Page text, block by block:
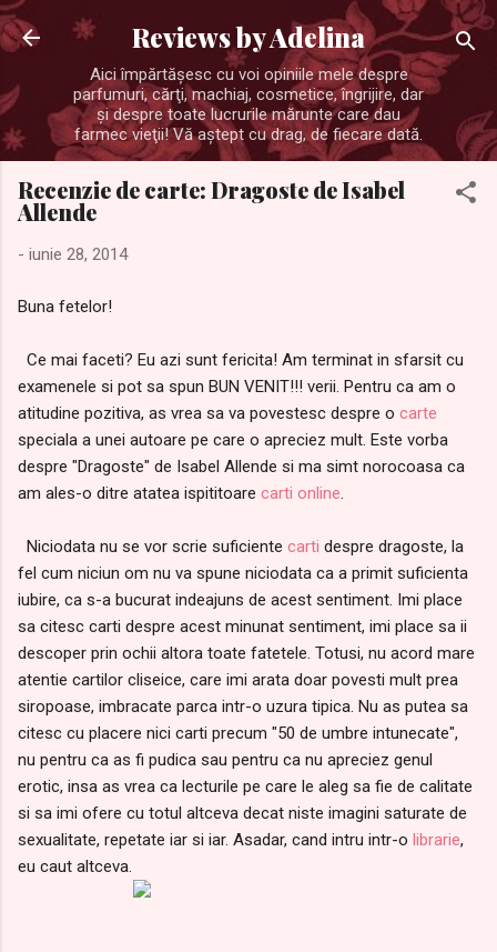
Treceți la conținutul principal
Reviews by Adelina
Aici împărtăşesc cu voi opiniile mele despre
parfumuri, cărţi, machiaj, cosmetice, îngrijire, dar
şi despre toate lucrurile mărunte care dau
farmec vieţii! Vă aştept cu drag, de fiecare dată.
Recenzie de carte: Dragoste de Isabel
Allende
- iunie 28, 2014
Buna fetelor!
Ce mai faceti? Eu azi sunt fericita! Am terminat in sfarsit cu
examenele si pot sa spun BUN VENIT!!! verii. Pentru ca am o
atitudine pozitiva, as vrea sa va povestesc despre o carte
speciala a unei autoare pe care o apreciez mult. Este vorba
despre "Dragoste" de Isabel Allende si ma simt norocoasa ca
am ales-o ditre atatea ispititoare carti online
Niciodata nu se vor scrie suficiente carti despre dragoste, la
fel cum niciun om nu va spune niciodata ca a primit suficienta
iubire, ca s-a bucurat indeajuns de acest sentiment. Imi place
sa citesc carti despre acest minunat sentiment, imi place sa ii
descoper prin ochii altora toate fatetele. Totusi, nu acord mare
atentie cartilor cliseice, care imi arata doar povesti mult prea
siropoase, imbracate parca intr-o uzura tipica. Nu as putea sa
citesc cu placere nici carti precum "50 de umbre intunecate",
nu pentru ca as fi pudica sau pentru ca nu apreciez genul
erotic, insa as vrea ca lecturile pe care le aleg sa fie de calitate
si sa imi ofere cu totul altceva decat niste imagini saturate de
sexualitate, repetate iar si iar. Asadar, cand intru intr-o librarie,
eu caut altceva.